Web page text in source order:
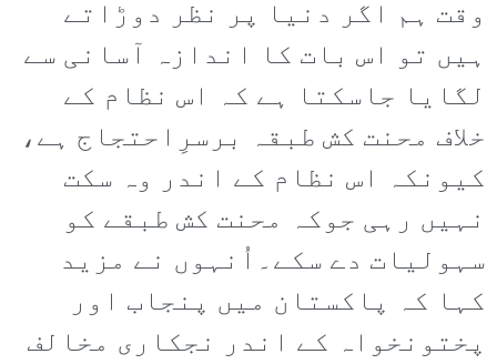
وقت ہم اگر دنیا پر نظر دوڑاتے
ہیں تو اس بات کا اندازہ آسانی سے
لگایا جاسکتا ہے کہ اس نظام کے
خلاف محنت کش طبقہ برسرِاحتجاج ہے،
کیونکہ اس نظام کے اندر وہ سکت
نہیں رہی جوکہ محنت کش طبقے کو
سہولیات دے سکے۔اُنہوں نے مزید
کہا کہ پاکستان میں پنجاب اور
پختونخواہ کے اندر نجکاری مخالف